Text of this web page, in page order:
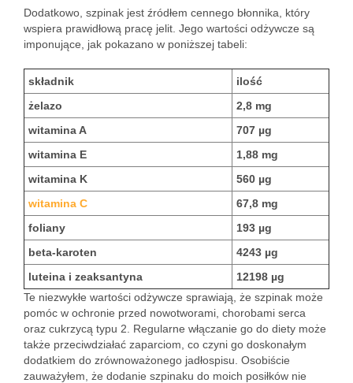
Dodatkowo, szpinak jest źródłem cennego błonnika, który
wspiera prawidłową pracę jelit. Jego wartości odżywcze są
imponujące, jak pokazano w poniższej tabeli:
składnik
ilość
żelazo
2,8 mg
witamina A
707 µg
witamina E
1,88 mg
witamina K
560 µg
witamina C
67,8 mg
foliany
193 µg
beta-karoten
4243 µg
luteina i zeaksantyna
12198 µg
Te niezwykłe wartości odżywcze sprawiają, że szpinak może
pomóc w ochronie przed nowotworami, chorobami serca
oraz cukrzycą typu 2. Regularne włączanie go do diety może
także przeciwdziałać zaparciom, co czyni go doskonałym
dodatkiem do zrównoważonego jadłospisu. Osobiście
zauważyłem, że dodanie szpinaku do moich posiłków nie